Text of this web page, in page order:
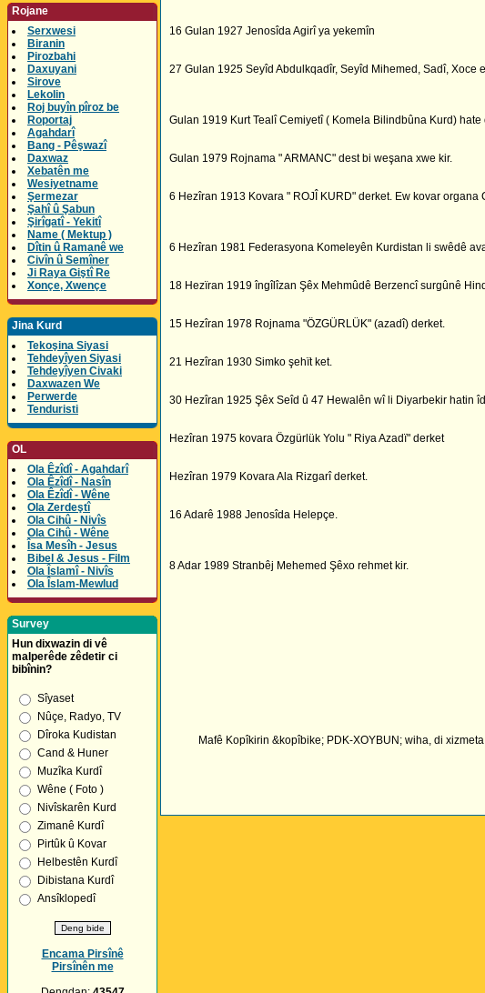
Rojane
Serxwesi
Biranin
Pirozbahi
Daxuyani
Sirove
Lekolin
Roj buyîn pîroz be
Roportaj
Agahdarî
Bang - Pêşwazî
Daxwaz
Xebatên me
Wesiyetname
Şermezar
Şahî û Şabun
Şirîgatî - Yekitî
Name ( Mektup )
Dîtin û Ramanê we
Civîn û Semîner
Ji Raya Giştî Re
Xonçe, Xwençe
Jina Kurd
Tekoşina Siyasi
Tehdeyîyen Siyasi
Tehdeyîyen Civaki
Daxwazen We
Perwerde
Tenduristi
OL
Ola Êzîdî - Agahdarî
Ola Êzîdî - Nasîn
Ola Êzîdî - Wêne
Ola Zerdeştî
Ola Cihû - Nivîs
Ola Cihû - Wêne
Îsa Mesîh - Jesus
Bibel & Jesus - Film
Ola Îslamî - Nivîs
Ola Îslam-Mewlud
Survey
Hun dixwazin di vê
malperêde zêdetir ci
bibînin?
Sîyaset
Nûçe, Radyo, TV
Dîroka Kudistan
Cand & Huner
Muzîka Kurdî
Wêne ( Foto )
Nivîskarên Kurd
Zimanê Kurdî
Pirtûk û Kovar
Helbestên Kurdî
Dibistana Kurdî
Ansîklopedî
Encama Pirsînê
Pirsînên me
16 Gulan 1927 Jenosîda Agirî ya yekemîn
27 Gulan 1925 Seyîd Abdulkqadîr, Seyîd Mihemed, Sadî, Xoce
Gulan 1919 Kurt Tealî Cemiyetî ( Komela Bilindbûna Kurd)
Gulan 1979 Rojnama " ARMANC" dest bi weşana xwe kir.
6 Hezîran 1913 Kovara " ROJÎ KURD" derket. Ew kovar organa
6 Hezîran 1981 Federasyona Komeleyên Kurdistan li swêdê
18 Hezïran 1919 îngîlîzan Şêx Mehmûdê Berzencî surgûnê
15 Hezîran 1978 Rojnama "ÖZGÜRLÜK" (azadî) derket.
21 Hezîran 1930 Simko şehït ket.
30 Hezîran 1925 Şêx Seîd û 47 Hewalên wî li Diyarbekir hatin
Hezîran 1975 kovara Özgürlük Yolu " Riya Azadï" derket
Hezîran 1979 Kovara Ala Rizgarî derket.
16 Adarê 1988 Jenosîda Helepçe.
8 Adar 1989 Stranbêj Mehemed Şêxo rehmet kir.
Mafê Kopîkirin &kopîbike; PDK-XOYBUN; wiha, di